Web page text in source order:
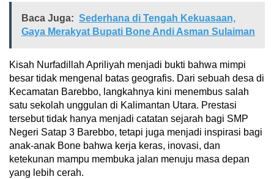
Baca Juga: Sederhana di Tengah Kekuasaan,
Gaya Merakyat Bupati Bone Andi Asman Sulaiman
Kisah Nurfadillah Apriliyah menjadi bukti bahwa mimpi
besar tidak mengenal batas geografis. Dari sebuah desa di
Kecamatan Barebbo, langkahnya kini menembus salah
satu sekolah unggulan di Kalimantan Utara. Prestasi
tersebut tidak hanya menjadi catatan sejarah bagi SMP
Negeri Satap 3 Barebbo, tetapi juga menjadi inspirasi bagi
anak-anak Bone bahwa kerja keras, inovasi, dan
ketekunan mampu membuka jalan menuju masa depan
yang lebih cerah.